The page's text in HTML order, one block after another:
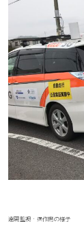
遠隔監視・操作席の様子